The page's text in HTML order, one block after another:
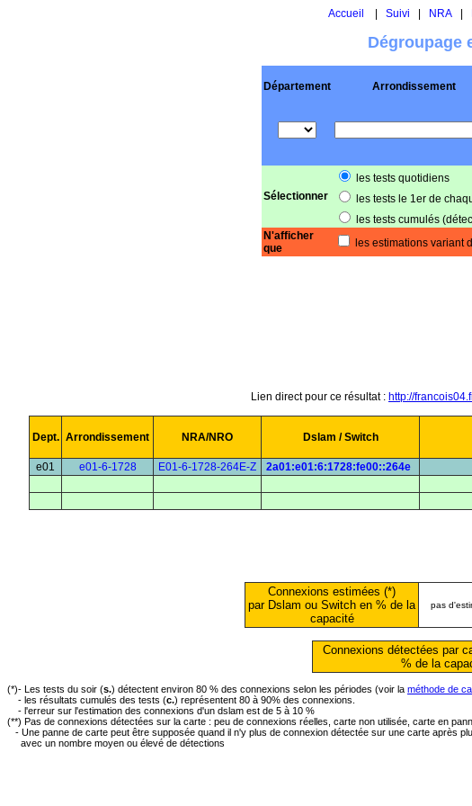
Accueil Suivi NRA|
Dégroupage
Département Arrondissement
Sélectionner
les tests quotidiens
les tests le 1er de
les tests cumulés
N'afficher
que
les estimations variant
Lien direct pour ce résultat : http://
Dept. Arrondissement NRA/NRO Dslam / Switch
e01
e01-6-1728 E01-6-1728-264E-Z 2a01:e01:6:1728:fe00::264e
Connexions estimées (*)
par Dslam ou Switch en % de la
capacité
pas
Connexions détectées par
% de la
(*)- Les tests du soir (s.) détectent environ 80 % des connexions selon les périodes (voir la méthode de
- les résultats cumulés des tests (c.) représentent 80 à 90% des connexions.
- l'erreur sur l'estimation des connexions d'un dslam est de 5 à 10 %
(**) Pas de connexions détectées sur la carte : peu de connexions réelles, carte non utilisée, carte en
- Une panne de carte peut être supposée quand il n'y plus de connexion détectée sur une carte après
avec un nombre moyen ou élevé de détections